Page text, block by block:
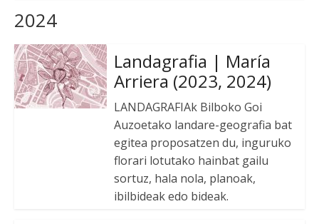
2024
Landagrafia | María
Arriera (2023, 2024)
LANDAGRAFIAk Bilboko Goi
Auzoetako landare-geografia bat
egitea proposatzen du, inguruko
florari lotutako hainbat gailu
sortuz, hala nola, planoak,
ibilbideak edo bideak.